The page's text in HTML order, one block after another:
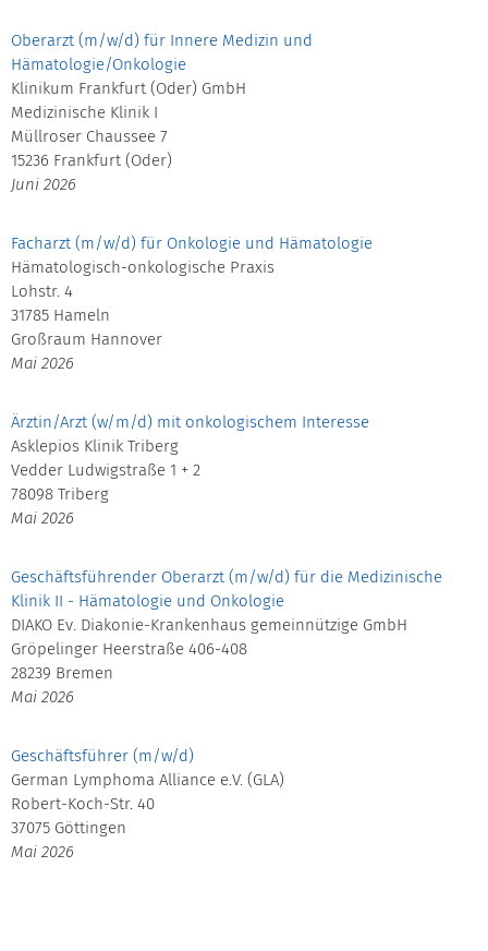
Oberarzt (m/w/d) für Innere Medizin und
Hämatologie/Onkologie
Klinikum Frankfurt (Oder) GmbH
Medizinische Klinik I
Müllroser Chaussee 7
15236 Frankfurt (Oder)
Juni 2026
Facharzt (m/w/d) für Onkologie und Hämatologie
Hämatologisch-onkologische Praxis
Lohstr. 4
31785 Hameln
Großraum Hannover
Mai 2026
Ärztin/Arzt (w/m/d) mit onkologischem Interesse
Asklepios Klinik Triberg
Vedder Ludwigstraße 1 + 2
78098 Triberg
Mai 2026
Geschäftsführender Oberarzt (m/w/d) für die Medizinische
Klinik II - Hämatologie und Onkologie
DIAKO Ev. Diakonie-Krankenhaus gemeinnützige GmbH
Gröpelinger Heerstraße 406-408
28239 Bremen
Mai 2026
Geschäftsführer (m/w/d)
German Lymphoma Alliance e.V. (GLA)
Robert-Koch-Str. 40
37075 Göttingen
Mai 2026